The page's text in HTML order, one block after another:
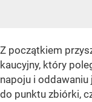
Z początkiem
kaucyjny, który
napoju i
do punktu zbiórki,